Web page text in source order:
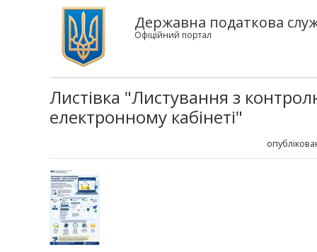
Державна податкова
Офіційний портал
Листівка "Листування з
електронному кабінеті"